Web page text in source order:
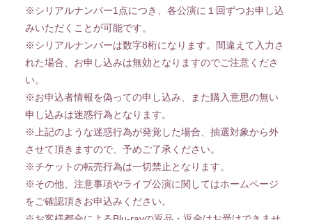
※シリアルナンバー1点につき、各公演に１回ずつお申し込
みいただくことが可能です。
※シリアルナンバーは数字8桁になります。間違えて入力さ
れた場合、お申し込みは無効となりますのでご注意くださ
い。
※お申込者情報を偽っての申し込み、また購入意思の無い
申し込みは迷惑行為となります。
※上記のような迷惑行為が発覚した場合、抽選対象から外
させて頂きますので、予めご了承ください。
※チケットの転売行為は一切禁止となります。
※その他、注意事項やライブ公演に関してはホームページ
をご確認頂きお申込みください。